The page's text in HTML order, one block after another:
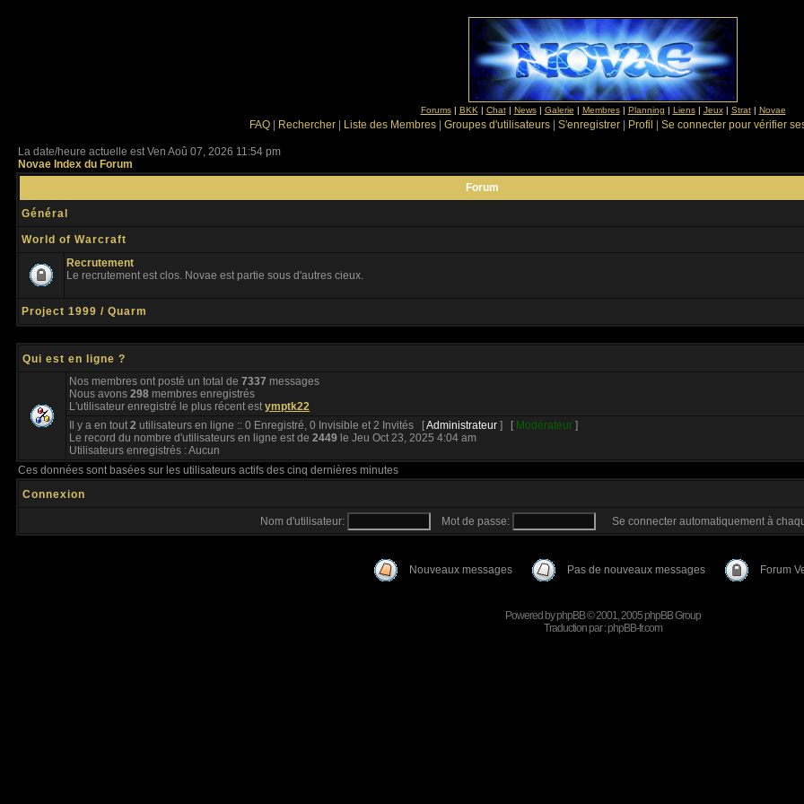
Forums| BKK | Chat| News| Galerie | Membres| Planning | Liens| Jeux| Strat| Novae
FAQ Rechercher Liste des Membres Groupes d'utilisateurs S'enregistrer Profil Se connecter pour vérifier
La date/heure actuelle est Ven Aoû 07, 2026 11:54 pm
Novae Index du Forum
Forum
Général
World of Warcraft
Recrutement
Le recrutement est clos. Novae est partie sous d'autres cieux.
Project 1999 / Quarm
Qui est en ligne ?
Nos membres ont posté un total de 7337 messages
Nous avons 298 membres enregistrés
L'utilisateur enregistré le plus récent estymptk22
Il y a en tout2 utilisateurs en ligne :: 0 Enregistré, 0 Invisible et 2 Invités [Administrateur ] [ Modérateur ]
Le record du nombre d'utilisateurs en ligne est de 2449 le Jeu Oct 23, 2025 4:04 am
Utilisateurs enregistrés : Aucun
Ces données sont basées sur les utilisateurs actifs des cinq dernières minutes
Connexion
Nom d'utilisateur: Mot de passe: Se connecter automatiquement à
Nouveaux messages Pas de nouveaux messages Forum
Powered byphpBB© 2001, 2005 phpBB Group
Traduction par :phpBB-fr.com